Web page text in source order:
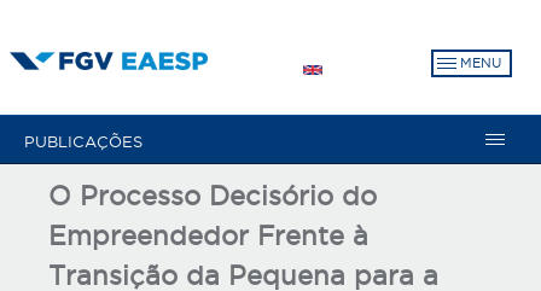
para
MENU
PUBLICAÇÕES
O Processo Decisório do
Empreendedor Frente à
Transição da Pequena para a